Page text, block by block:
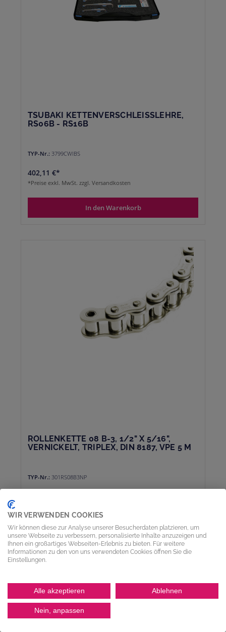
TSUBAKI KETTENVERSCHLEISSLEHRE, R
S06B - RS16B
TYP-Nr.: 3799CWIBS
402,11 €*
*Preise exkl. MwSt. zzgl. Versandkosten
In den Warenkorb
ROLLENKETTE 08 B-3, 1/2" X 5/16",
VERNICKELT, TRIPLEX, DIN 8187, VPE 5 M
TYP-Nr.: 301RS08B3NP
In den Warenkorb
WIR VERWENDEN COOKIES
Wir können diese zur Analyse unserer Besucherdaten platzieren, um
unsere Webseite zu verbessern, personalisierte Inhalte anzuzeigen und
Ihnen ein großartiges Webseiten-Erlebnis zu bieten. Für weitere
Informationen zu den von uns verwendeten Cookies öffnen Sie die
Einstellungen.
Alle akzeptieren Ablehnen
Nein, anpassen